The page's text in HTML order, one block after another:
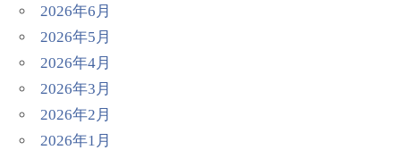
2026年6月
2026年5月
2026年4月
2026年3月
2026年2月
2026年1月